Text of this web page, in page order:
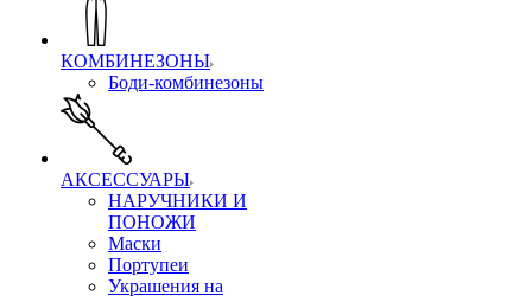
КОМБИНЕЗОНЫ
Боди-комбинезоны
АКСЕССУАРЫ
НАРУЧНИКИ И
ПОНОЖИ
Маски
Портупеи
Украшения на